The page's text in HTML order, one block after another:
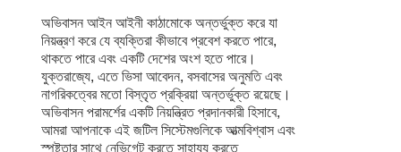
অভিবাসন আইন আইনী কাঠামোকে অন্তর্ভুক্ত করে যা
নিয়ন্ত্রণ করে যে ব্যক্তিরা কীভাবে প্রবেশ করতে পারে,
থাকতে পারে এবং একটি দেশের অংশ হতে পারে।
যুক্তরাজ্যে, এতে ভিসা আবেদন, বসবাসের অনুমতি এবং
নাগরিকত্বের মতো বিস্তৃত প্রক্রিয়া অন্তর্ভুক্ত রয়েছে।
অভিবাসন পরামর্শের একটি নিয়ন্ত্রিত প্রদানকারী হিসাবে,
আমরা আপনাকে এই জটিল সিস্টেমগুলিকে আত্মবিশ্বাস এবং
স্পষ্টতার সাথে নেভিগেট করতে সাহায্য করতে